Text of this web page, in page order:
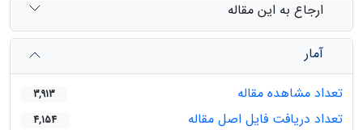
ارجاع به این مقاله
آمار
تعداد مشاهده مقاله
3,913
تعداد دریافت فایل اصل مقاله 4,154